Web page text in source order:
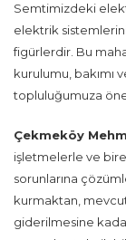
Semtimizdeki
elektrik
figürlerdir. Bu
kurulumu, bakımı
topluluğumuza
Çekmeköy
işletmelerle ve
sorunlarına
kurmaktan,
giderilmesine